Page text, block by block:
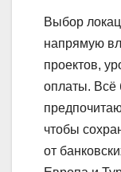
Выбор
напрямую
проектов,
оплаты. Всё
чтобы
от